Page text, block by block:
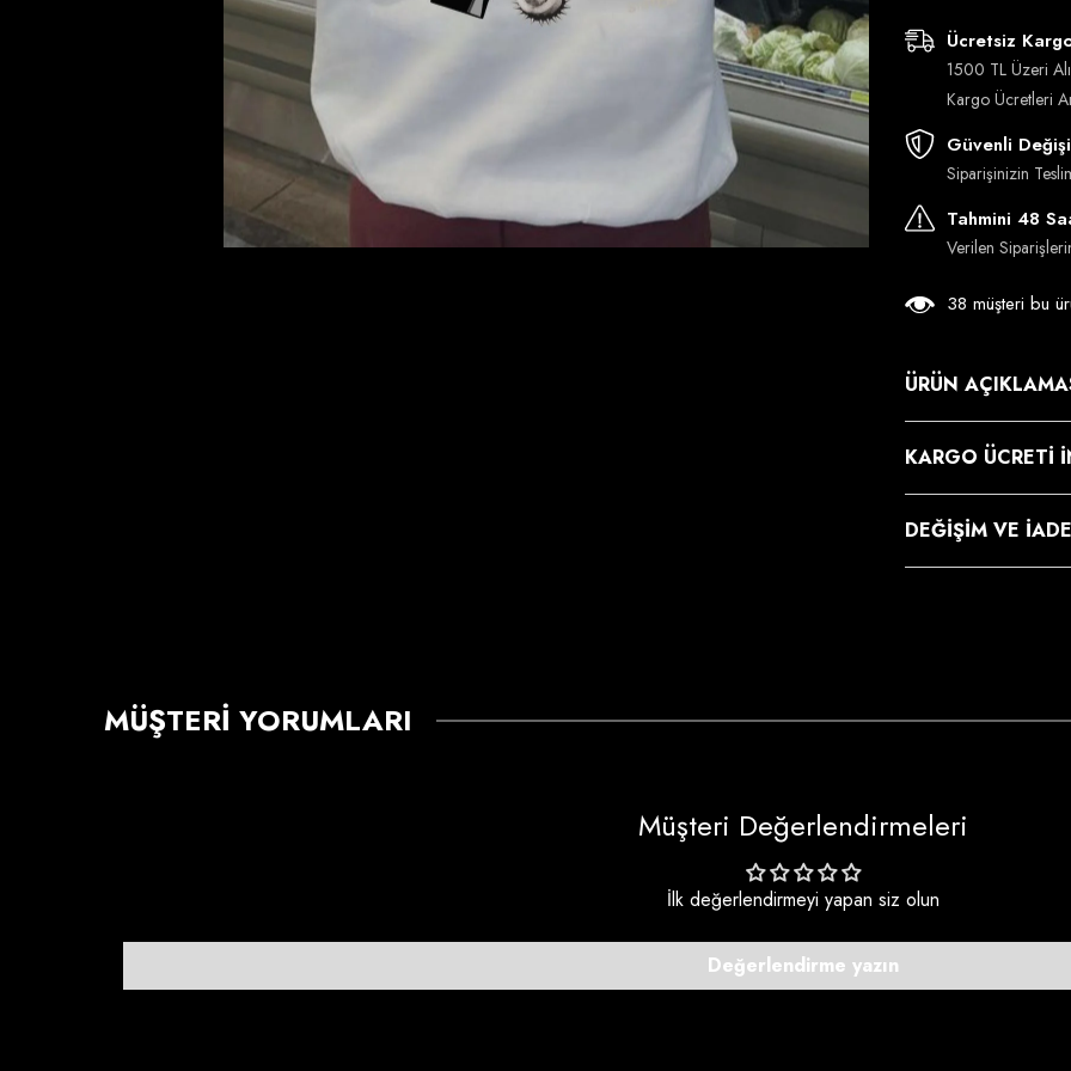
Ücretsiz
1500 TL Üzeri
Kargo Ücretleri
Güvenli
Siparişinizin
Tahmini 48
Verilen
38 müşteri bu
ÜRÜN
KARGO ÜCRETI
DEĞIŞIM VE
MÜŞTERI YORUMLARI
Müşteri Değerlendirmeleri
İlk değerlendirmeyi yapan siz olun
Değerlendirme yazın